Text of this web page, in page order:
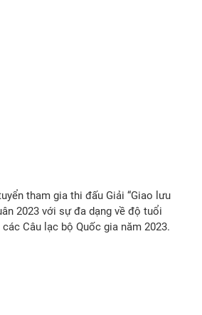
tham gia thi đấu Giải “Giao lưu
2023 với sự đa dạng về độ tuổi
Câu lạc bộ Quốc gia năm 2023.